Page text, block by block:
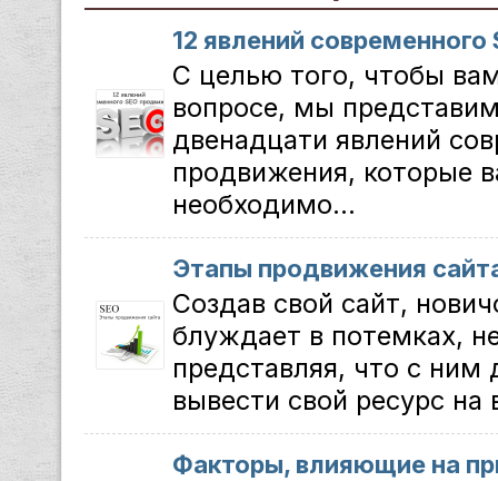
12 явлений
С целью того, чтобы
вопросе, мы
двенадцати явлений
продвижения, которые
необходимо...
Этапы продвижения
Создав свой сайт,
блуждает в потемках,
представляя, что с ним
вывести свой ресурс на
Факторы, влияющие на